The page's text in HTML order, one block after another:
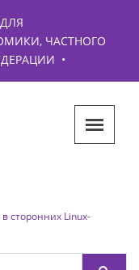
ЧАСТНОГО
•
в сторонних Linux-